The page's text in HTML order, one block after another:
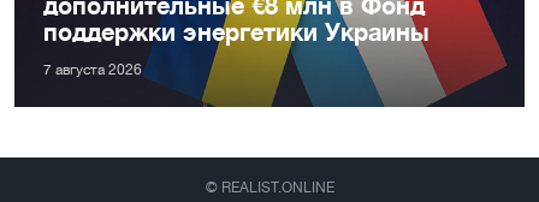
поддержки энергетики Украины
7 августа 2026
© REALIST.ONLINE